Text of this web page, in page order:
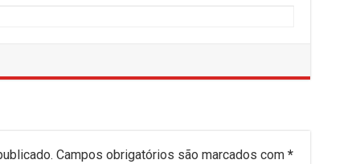
Campos obrigatórios são marcados com *